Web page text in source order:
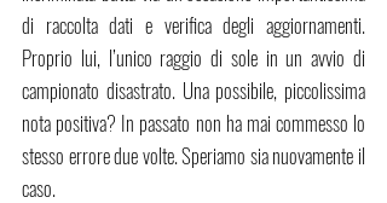
di raccolta dati e verifica degli aggiornamenti.
Proprio lui, l’unico raggio di sole in un avvio di
campionato disastrato. Una possibile, piccolissima
nota positiva? In passato non ha mai commesso lo
stesso errore due volte. Speriamo sia nuovamente il
caso.